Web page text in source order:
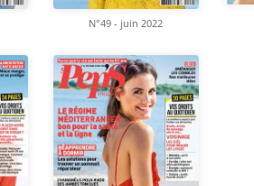
N°49 - juin 2022